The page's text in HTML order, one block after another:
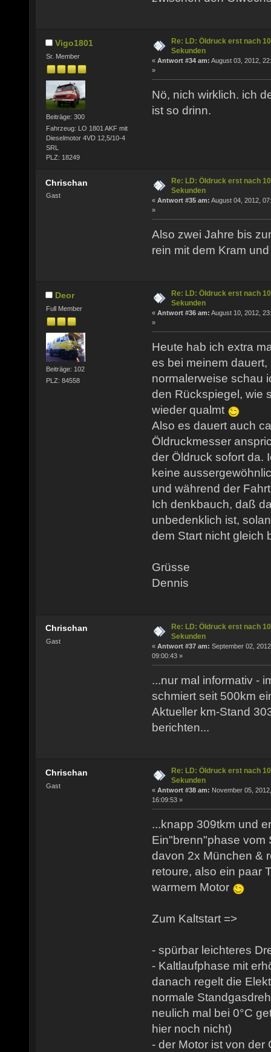
Vigo1801
Sr. Member
Beiträge: 300
Fahrzeug: LO 1801 AKF mit
Dieselmotor 4VD 12,5/10-4
SRL
PLZ: 18249
Re: LD: Öldruck erst nach 10
Sekunden
« Antwort #34 am: August 03, 2012,
»
Nö, nich wirklich. ich
ist so drinn.
Chrischan
Gast
Re: LD: Öldruck erst nach 10
Sekunden
« Antwort #35 am: August 04, 2012,
»
Also zwei Jahre bis
rein mit dem Kram
Deor
Full Member
Beiträge: 102
PLZ: 84558
Re: LD: Öldruck erst nach 10
Sekunden
« Antwort #36 am: August 10, 2012,
»
Heute hab ich extra
es bei meinem
normalerweise schau
den Rückspiegel, wie
wieder qualmt
Also es dauert auch
Öldruckmesser
der Öldruck sofort da.
keine
und während der
Ich denkbauch, daß
unbedenklich ist,
dem Start nicht gleich
Grüsse
Dennis
Chrischan
Gast
Re: LD: Öldruck erst nach 10
Sekunden
« Antwort #37 am: September 02,
09:00:43 »
...nur mal informativ -
schmiert seit 500km
Aktueller km-Stand
berichten...
Chrischan
Gast
Re: LD: Öldruck erst nach 10
Sekunden
« Antwort #38 am: November 05, 2012,
16:09:53 »
...knapp 309tkm und
Ein"brenn"phase vom
davon 2x München &
retoure, also ein paar
warmem Motor
Zum Kaltstart =>
- spürbar leichteres
- Kaltlaufphase mit
danach regelt die
normale
neulich mal bei 0°C
hier noch nicht)
- der Motor ist von